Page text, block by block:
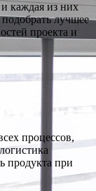
каждая из них
лучшее
проекта и
процессов,
продукта при